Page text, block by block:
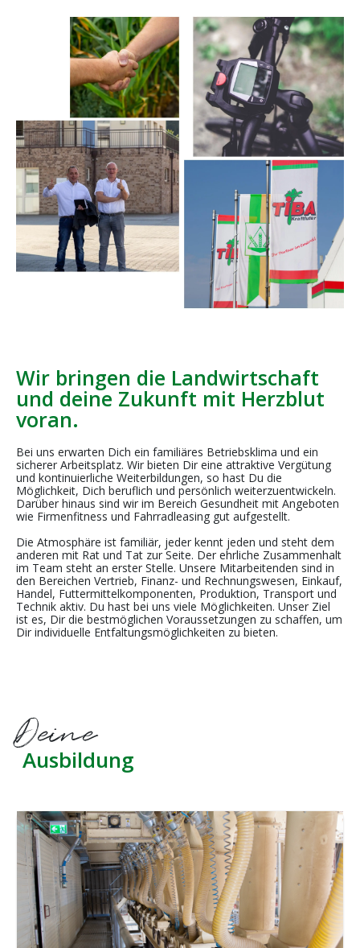
Wir bringen die Landwirtschaft
und deine Zukunft mit Herzblut
voran.
Bei uns erwarten Dich ein familiäres Betriebsklima und ein
sicherer Arbeitsplatz. Wir bieten Dir eine attraktive Vergütung
und kontinuierliche Weiterbildungen, so hast Du die
Möglichkeit, Dich beruflich und persönlich weiterzuentwickeln.
Darüber hinaus sind wir im Bereich Gesundheit mit Angeboten
wie Firmenfitness und Fahrradleasing gut aufgestellt.
Die Atmosphäre ist familiär, jeder kennt jeden und steht dem
anderen mit Rat und Tat zur Seite. Der ehrliche Zusammenhalt
im Team steht an erster Stelle. Unsere Mitarbeitenden sind in
den Bereichen Vertrieb, Finanz- und Rechnungswesen, Einkauf,
Handel, Futtermittelkomponenten, Produktion, Transport und
Technik aktiv. Du hast bei uns viele Möglichkeiten. Unser Ziel
ist es, Dir die bestmöglichen Voraussetzungen zu schaffen, um
Dir individuelle Entfaltungsmöglichkeiten zu bieten.
Deine
Ausbildung